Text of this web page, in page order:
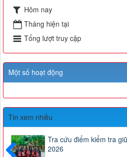
Hôm nay
Tháng hiện tại
Tổng lượt truy cập
Một số hoạt động
Tin xem nhiều
Tra cứu điểm kiểm tra
2026